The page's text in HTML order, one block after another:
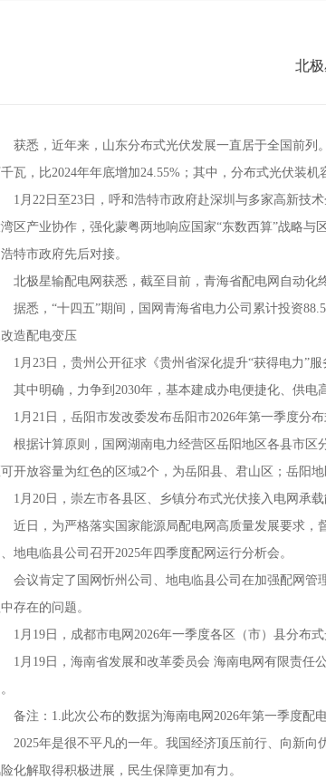
北
，近年来，山东分布式光伏发展一直居于全国前列。
瓦，比2024年年底增加24.55%；其中，分布式光伏装机
22日至23日，呼和浩特市政府赴深圳与多家高新技术
区产业协作，强化蒙粤两地响应国家“东数西算”战略
特市政府先后对接。
星输配电网获悉，截至目前，青海省配电网自动化终
，“十四五”期间，国网青海省电力公司累计投资
造配电变压
23日，贵州公开征求《贵州省深化提升“获得电力”服
明确，力争到2030年，基本建成办电便捷化、供电高
21日，岳阳市发改委发布岳阳市2026年第一季度分布
计算原则，国网湖南电力经营区岳阳地区各县市区分
开放容量为红色的区域2个，为岳阳县、君山区；岳阳
20日，崇左市各县区、乡镇分布式光伏接入电网承载
，为严格落实国家能源局配电网高质量发展要求，
地电临县公司召开2025年四季度配网运行分析会。
肯定了国网忻州公司、地电临县公司在加强配网管
存在的问题。
19日，成都市电网2026年一季度各区（市）县分布式
19日，海南省发展和改革委员会 海南电网有限责任公
：1.此次公布的数据为海南电网2026年第一季度配
年是很不平凡的一年。我国经济顶压前行、向新向
化解取得积极进展，民生保障更加有力。